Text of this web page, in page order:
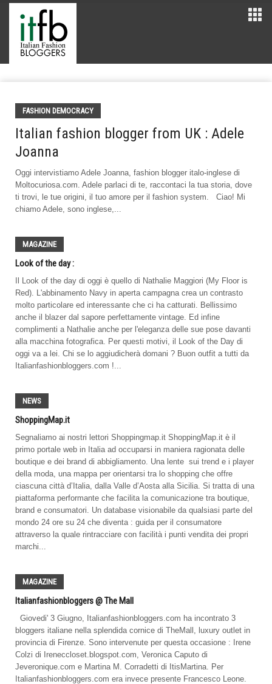
FASHION DEMOCRACY
Italian fashion blogger from UK : Adele
Joanna
Oggi intervistiamo Adele Joanna, fashion blogger italo-inglese di
Moltocuriosa.com. Adele parlaci di te, raccontaci la tua storia, dove
ti trovi, le tue origini, il tuo amore per il fashion system. Ciao! Mi
chiamo Adele, sono inglese,...
MAGAZINE
Look of the day :
Il Look of the day di oggi è quello di Nathalie Maggiori (My Floor is
Red). L'abbinamento Navy in aperta campagna crea un contrasto
molto particolare ed interessante che ci ha catturati. Bellissimo
anche il blazer dal sapore perfettamente vintage. Ed infine
complimenti a Nathalie anche per l'eleganza delle sue pose davanti
alla macchina fotografica. Per questi motivi, il Look of the Day di
oggi va a lei. Chi se lo aggiudicherà domani ? Buon outfit a tutti da
Italianfashionbloggers.com !...
NEWS
ShoppingMap.it
Segnaliamo ai nostri lettori Shoppingmap.it ShoppingMap.it è il
primo portale web in Italia ad occuparsi in maniera ragionata delle
boutique e dei brand di abbigliamento. Una lente sui trend e i player
della moda, una mappa per orientarsi tra lo shopping che offre
ciascuna città d’Italia, dalla Valle d’Aosta alla Sicilia. Si tratta di una
piattaforma performante che facilita la comunicazione tra boutique,
brand e consumatori. Un database visionabile da qualsiasi parte del
mondo 24 ore su 24 che diventa : guida per il consumatore
attraverso la quale rintracciare con facilità i punti vendita dei propri
marchi...
MAGAZINE
Italianfashionbloggers @ The Mall
Giovedi' 3 Giugno, Italianfashionbloggers.com ha incontrato 3
bloggers italiane nella splendida cornice di TheMall, luxury outlet in
provincia di Firenze. Sono intervenute per questa occasione : Irene
Colzi di Ireneccloset.blogspot.com, Veronica Caputo di
Jeveronique.com e Martina M. Corradetti di ItisMartina. Per
Italianfashionbloggers.com era invece presente Francesco Leone.